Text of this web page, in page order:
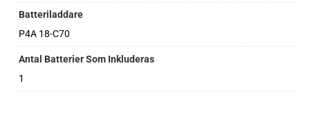
Batteriladdare
P4A 18-C70
Antal Batterier Som Inkluderas
1